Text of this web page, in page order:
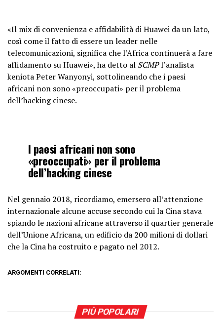
«Il mix di convenienza e affidabilità di Huawei da un lato,
così come il fatto di essere un leader nelle
telecomunicazioni, significa che l’Africa continuerà a fare
affidamento su Huawei», ha detto al SCMPl’analista
keniota Peter Wanyonyi, sottolineando che i paesi
africani non sono «preoccupati» per il problema
dell’hacking cinese.
I paesi africani non sono
«preoccupati» per il problema
dell’hacking cinese
Nel gennaio 2018, ricordiamo, emersero all’attenzione
internazionale alcune accuse secondo cui la Cina stava
spiando le nazioni africane attraverso il quartier generale
dell’Unione Africana, un edificio da 200 milioni di dollari
che la Cina ha costruito e pagato nel 2012.
ARGOMENTI CORRELATI:
PIÙ POPOLARI